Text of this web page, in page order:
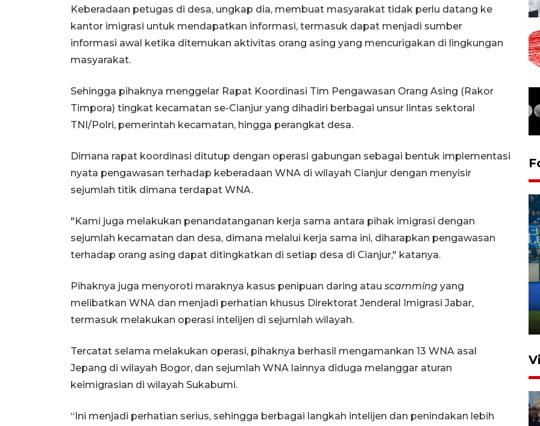
Keberadaan petugas di desa, ungkap dia, membuat masyarakat tidak perlu datang ke
kantor imigrasi untuk mendapatkan informasi, termasuk dapat menjadi sumber
informasi awal ketika ditemukan aktivitas orang asing yang mencurigakan di lingkungan
masyarakat.
Sehingga pihaknya menggelar Rapat Koordinasi Tim Pengawasan Orang Asing (Rakor
Timpora) tingkat kecamatan se-Cianjur yang dihadiri berbagai unsur lintas sektoral
TNI/Polri, pemerintah kecamatan, hingga perangkat desa.
Dimana rapat koordinasi ditutup dengan operasi gabungan sebagai bentuk implementasi
nyata pengawasan terhadap keberadaan WNA di wilayah Cianjur dengan menyisir
sejumlah titik dimana terdapat WNA.
"Kami juga melakukan penandatanganan kerja sama antara pihak imigrasi dengan
sejumlah kecamatan dan desa, dimana melalui kerja sama ini, diharapkan pengawasan
terhadap orang asing dapat ditingkatkan di setiap desa di Cianjur," katanya.
Pihaknya juga menyoroti maraknya kasus penipuan daring atau scamming yang
melibatkan WNA dan menjadi perhatian khusus Direktorat Jenderal Imigrasi Jabar,
termasuk melakukan operasi intelijen di sejumlah wilayah.
Tercatat selama melakukan operasi, pihaknya berhasil mengamankan 13 WNA asal
Jepang di wilayah Bogor, dan sejumlah WNA lainnya diduga melanggar aturan
keimigrasian di wilayah Sukabumi.
“Ini menjadi perhatian serius, sehingga berbagai langkah intelijen dan penindakan lebih
dan manajerial SPPI di
Balikpapan
31 Juli 2026 18:01